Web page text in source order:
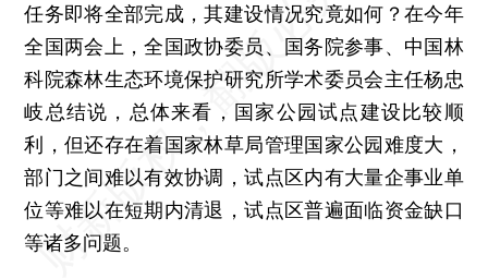
任务即将全部完成，其建设情况究竟如何？在今年
全国两会上，全国政协委员、国务院参事、中国林
科院森林生态环境保护研究所学术委员会主任杨忠
岐总结说，总体来看，国家公园试点建设比较顺
利，但还存在着国家林草局管理国家公园难度大，
部门之间难以有效协调，试点区内有大量企事业单
位等难以在短期内清退，试点区普遍面临资金缺口
等诸多问题。